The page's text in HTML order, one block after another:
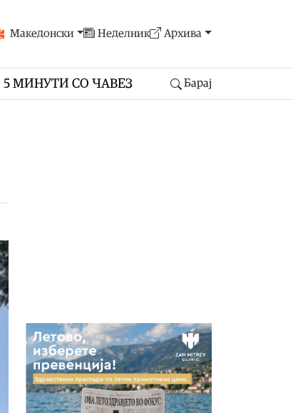
Македонски Неделник Архива
5 МИНУТИ СО ЧАВЕЗ Барај